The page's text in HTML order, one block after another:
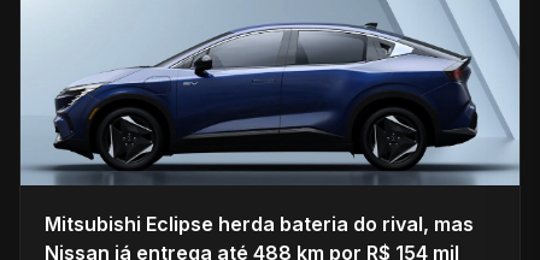
Mitsubishi Eclipse herda bateria do rival, mas
Nissan já entrega até 488 km por R$ 154 mil